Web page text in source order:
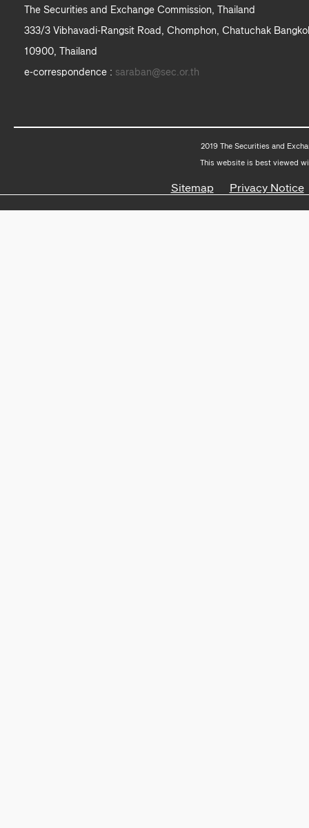
The Securities and Exchange Commission, Thailand
333/3 Vibhavadi-Rangsit Road, Chomphon, Chatuchak
10900, Thailand
e-correspondence : saraban@sec.or.th
2019 The Securities and
This website is best viewed
Sitemap Privacy Notice